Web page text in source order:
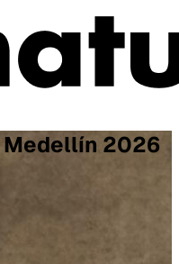
Medellín 2026